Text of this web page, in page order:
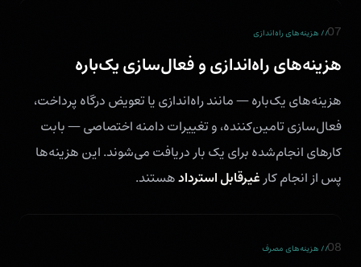
07// هزینه‌های راه‌اندازی
هزینه‌های راه‌اندازی و فعال‌سازی یک‌باره
هزینه‌های یک‌باره — مانند راه‌اندازی یا تعویض درگاه پرداخت،
فعال‌سازی تامین‌کننده، و تغییرات دامنه اختصاصی — بابت
کارهای انجام‌شده برای یک بار دریافت می‌شوند. این هزینه‌ها
پس از انجام کارغیرقابل استردادهستند.
08// هزینه‌های مصرف